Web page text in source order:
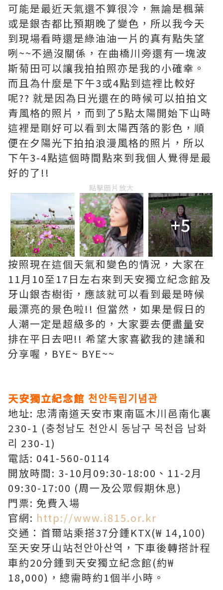
可能是最近天氣還不算很冷，無論是楓葉
或是銀杏都比預期晚了變色，所以我今天
到現場看時還是綠油油一片的真有點失望
咧~~不過沒關係，在曲橋川旁還有一塊波
斯菊田可以讓我拍拍照亦是我的小確幸。
而且為什麼是下午3或4點到這裡比較好
呢?? 就是因為日光還在的時候可以拍拍文
青風格的照片，而到了5點太陽開始下山時
這裡是剛好可以看到太陽西落的影色，順
便在夕陽光下拍拍浪漫風格的照片，所以
下午3-4點這個時間點來到我個人覺得是最
好的了!!
點擊圖片放大
+5
按照現在這個天氣和變色的情況，大家在
11月10至17日左右來到天安獨立紀念館及
牙山銀杏樹街，應該就可以看到最是時候
最漂亮的景色啦!! 但當然，如果是假日的
人潮一定是超級多的，大家要去便盡量安
排在平日去吧!! 希望大家喜歡我的建議和
分享喔，BYE~ BYE~~
天安獨立紀念館 천안독립기념관
地址: 忠淸南道天安市東南區木川邑南化裏
230-1 (충청남도 천안시 동남구 목천읍 남화
리 230-1)
電話: 041-560-0114
開放時間: 3-10月09:30-18:00、11-2月
09:30-17:00 (周一及公眾假期休息)
門票: 免費入場
官網: http://www.i815.or.kr
交通：首爾站乘搭37分鍾KTX(₩ 14,100)
至天安牙山站천안아산역，下車後轉搭計程
車約20分鍾到天安獨立紀念館(約₩
18,000)，總需時約1個半小時。